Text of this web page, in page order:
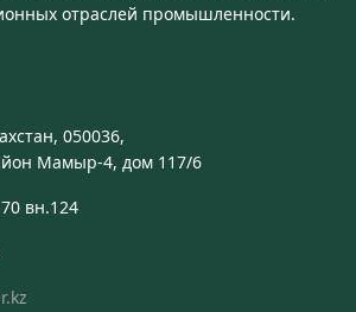
отраслей промышленности.
050036,
Мамыр-4, дом 117/6
вн.124